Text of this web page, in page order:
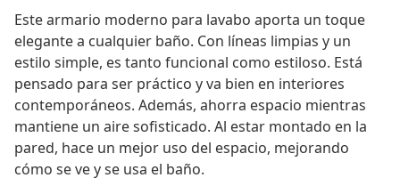
Este armario moderno para lavabo aporta un toque
elegante a cualquier baño. Con líneas limpias y un
estilo simple, es tanto funcional como estiloso. Está
pensado para ser práctico y va bien en interiores
contemporáneos. Además, ahorra espacio mientras
mantiene un aire sofisticado. Al estar montado en la
pared, hace un mejor uso del espacio, mejorando
cómo se ve y se usa el baño.